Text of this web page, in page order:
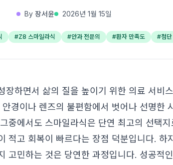
By 장서윤 2026년 1월 15일
#Z8 스마일라식 #안과 전문의 #환자 만족도 #첨단
장하면서 삶의 질을 높이기 위한 의료 서비
경이나 렌즈의 불편함에서 벗어나 선명한
중에서도 스마일라식은 단연 최고의 선택
적고 회복이 빠르다는 장점 덕분입니다. 하
고민하는 것은 당연한 과정입니다. 성공적인